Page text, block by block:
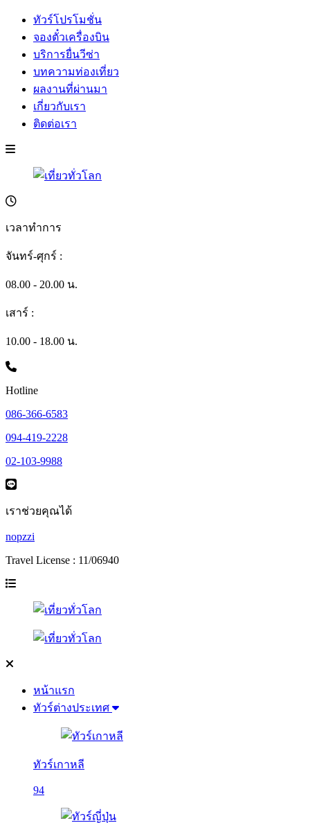
ทัวร์โปรโมชั่น
จองตั๋วเครื่องบิน
บริการยื่นวีซ่า
บทความท่องเที่ยว
ผลงานที่ผ่านมา
เกี่ยวกับเรา
ติดต่อเรา
เวลาทำการ
จันทร์-ศุกร์ :
08.00 - 20.00 น.
เสาร์ :
10.00 - 18.00 น.
Hotline
086-366-6583
094-419-2228
02-103-9988
เราช่วยคุณได้
nopzzi
Travel License : 11/06940
หน้าแรก
ทัวร์ต่างประเทศ
ทัวร์เกาหลี
94